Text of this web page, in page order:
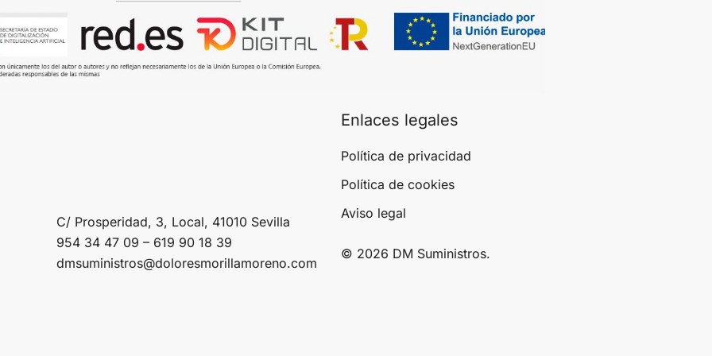
C/ Prosperidad, 3, Local, 41010 Sevilla
954 34 47 09 – 619 90 18 39
dmsuministros@doloresmorillamoreno.com
Enlaces legales
Política de privacidad
Política de cookies
Aviso legal
© 2026 DM Suministros.